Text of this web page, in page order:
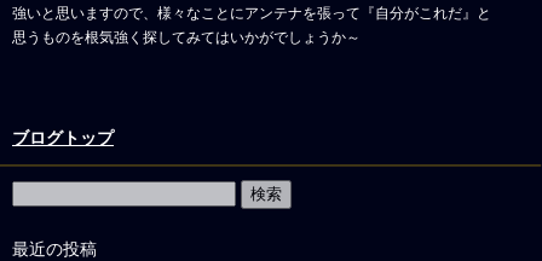
強いと思いますので、様々なことにアンテナを張って『自分がこれだ』と
思うものを根気強く探してみてはいかがでしょうか～
ブログトップ
最近の投稿